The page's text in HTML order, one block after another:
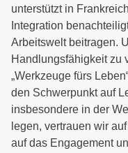
unterstützt in
Integration
Arbeitswelt beitragen.
Handlungsfähigkeit zu
„Werkzeuge fürs
den Schwerpunkt auf
insbesondere in der
legen, vertrauen wir
auf das Engagement